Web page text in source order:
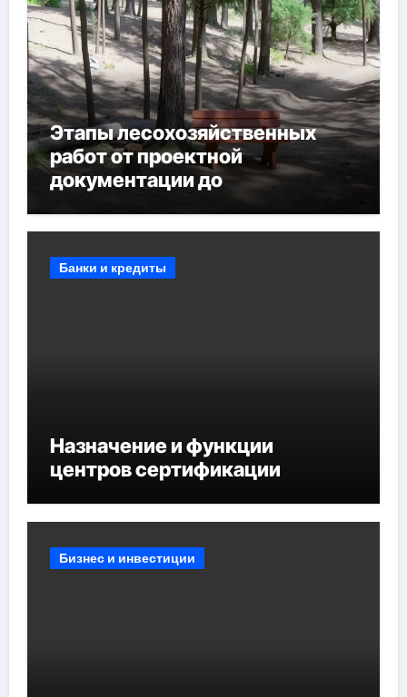
Этапы лесохозяйственных
работ от проектной
документации до
мероприятий и обустройства
Банки и кредиты
Назначение и функции
центров сертификации
Бизнес и инвестиции